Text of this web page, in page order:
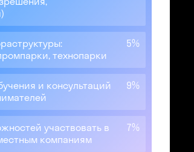
технопарки
5%
и консультаций
9%
участвовать в
компаниям
7%